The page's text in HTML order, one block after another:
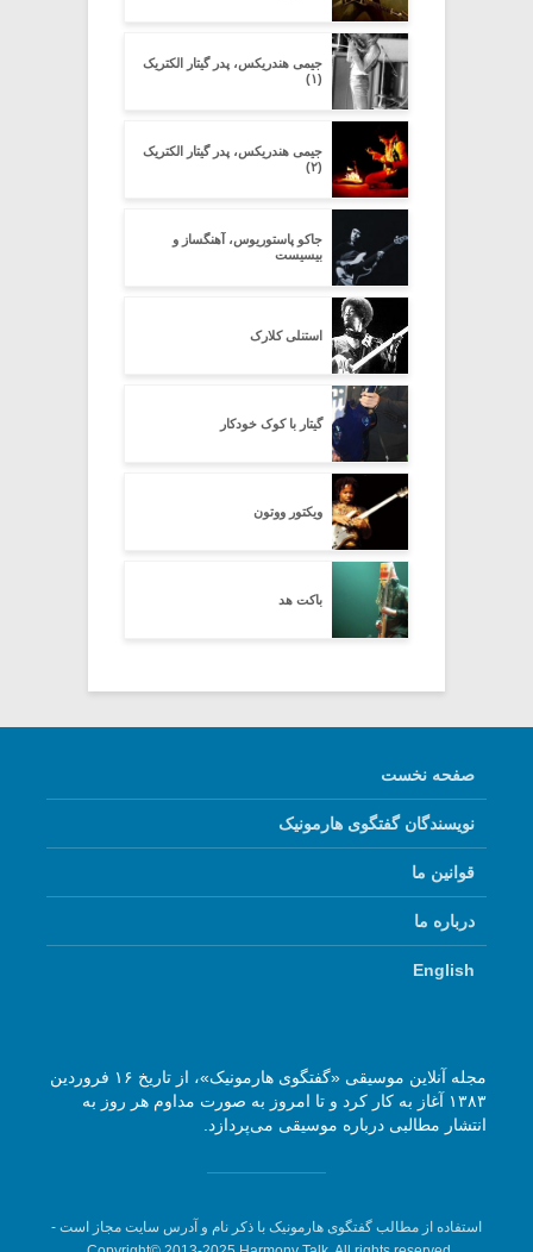
جیمی هندریکس، پدر گیتار الکتریک
(۱)
جیمی هندریکس، پدر گیتار الکتریک
(۲)
جاکو پاستوریوس، آهنگساز و
بیسیست
استنلی کلارک
گیتار با کوک خودکار
ویکتور ووتون
باکت هد
صفحه نخست
نویسندگان گفتگوی هارمونیک
قوانین ما
درباره ما
English
مجله آنلاین موسیقی «گفتگوی هارمونیک»، از تاریخ ۱۶ فروردین
۱۳۸۳ آغاز به کار کرد و تا امروز به صورت مداوم هر روز به
انتشار مطالبی درباره موسیقی می‌پردازد.
استفاده از مطالب گفتگوی هارمونیک با ذکر نام و آدرس سایت مجاز است -